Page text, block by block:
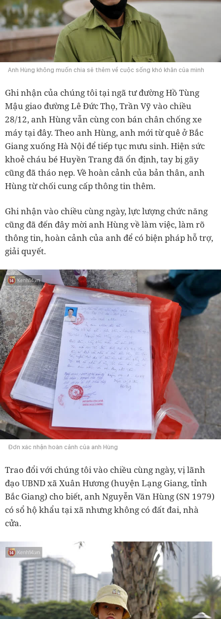
Anh Hùng không muốn chia sẻ thêm về cuộc sống khó khăn của mình
Ghi nhận của chúng tôi tại ngã tư đường Hồ Tùng
Mậu giao đường Lê Đức Thọ, Trần Vỹ vào chiều
28/12, anh Hùng vẫn cùng con bán chân chống xe
máy tại đây. Theo anh Hùng, anh mới từ quê ở Bắc
Giang xuống Hà Nội để tiếp tục mưu sinh. Hiện sức
khoẻ cháu bé Huyền Trang đã ổn định, tay bị gãy
cũng đã tháo nẹp. Về hoàn cảnh của bản thân, anh
Hùng từ chối cung cấp thông tin thêm.
Ghi nhận vào chiều cùng ngày, lực lượng chức năng
cũng đã đến đây mời anh Hùng về làm việc, làm rõ
thông tin, hoàn cảnh của anh để có biện pháp hỗ trợ,
giải quyết.
Đơn xác nhận hoàn cảnh của anh Hùng
Trao đổi với chúng tôi vào chiều cùng ngày, vị lãnh
đạo UBND xã Xuân Hương (huyện Lạng Giang, tỉnh
Bắc Giang) cho biết, anh Nguyễn Văn Hùng (SN 1979)
có sổ hộ khẩu tại xã nhưng không có đất đai, nhà
cửa.